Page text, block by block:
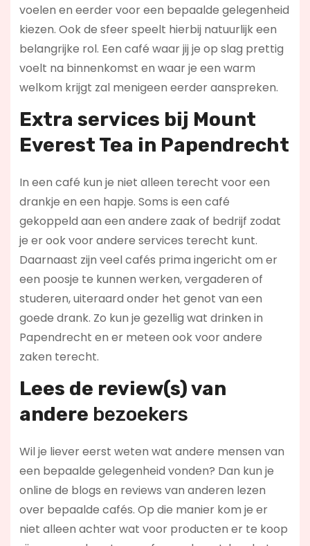
voelen en eerder voor een bepaalde gelegenheid
kiezen. Ook de sfeer speelt hierbij natuurlijk een
belangrijke rol. Een café waar jij je op slag prettig
voelt na binnenkomst en waar je een warm
welkom krijgt zal menigeen eerder aanspreken.
Extra services bij Mount
Everest Tea in Papendrecht
In een café kun je niet alleen terecht voor een
drankje en een hapje. Soms is een café
gekoppeld aan een andere zaak of bedrijf zodat
je er ook voor andere services terecht kunt.
Daarnaast zijn veel cafés prima ingericht om er
een poosje te kunnen werken, vergaderen of
studeren, uiteraard onder het genot van een
goede drank. Zo kun je gezellig wat drinken in
Papendrecht en er meteen ook voor andere
zaken terecht.
Lees de review(s) van
andere bezoekers
Wil je liever eerst weten wat andere mensen van
een bepaalde gelegenheid vonden? Dan kun je
online de blogs en reviews van anderen lezen
over bepaalde cafés. Op die manier kom je er
niet alleen achter wat voor producten er te koop